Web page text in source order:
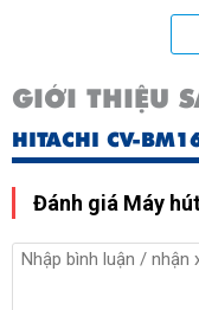
Trọng lượng
GIỚI THIỆU
HITACHI CV-
Đánh giá Máy